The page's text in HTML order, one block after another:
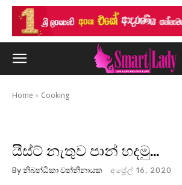
Home Cooking
යීස්ට් නැතුව පාන් හදමු…
By නිබන්ධිකා වන්නිනායක අප්‍රේල් 16, 2020